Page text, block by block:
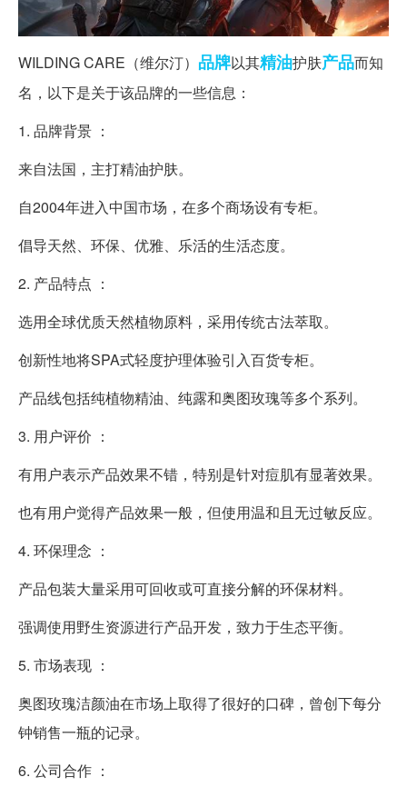
WILDING CARE（维尔汀） 品牌以其精油护肤产品而知
名，以下是关于该品牌的一些信息：
1. 品牌背景 ：
来自法国，主打精油护肤。
自2004年进入中国市场，在多个商场设有专柜。
倡导天然、环保、优雅、乐活的生活态度。
2. 产品特点 ：
选用全球优质天然植物原料，采用传统古法萃取。
创新性地将SPA式轻度护理体验引入百货专柜。
产品线包括纯植物精油、纯露和奥图玫瑰等多个系列。
3. 用户评价 ：
有用户表示产品效果不错，特别是针对痘肌有显著效果。
也有用户觉得产品效果一般，但使用温和且无过敏反应。
4. 环保理念 ：
产品包装大量采用可回收或可直接分解的环保材料。
强调使用野生资源进行产品开发，致力于生态平衡。
5. 市场表现 ：
奥图玫瑰洁颜油在市场上取得了很好的口碑，曾创下每分
钟销售一瓶的记录。
6. 公司合作 ：